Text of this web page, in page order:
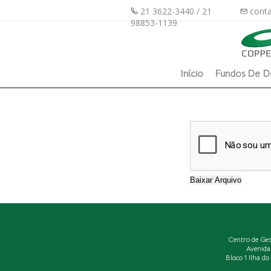
21 3622-3440 / 21
98853-1139
Início Fundos De
Centro de
Bloco 1 Ilha